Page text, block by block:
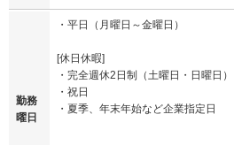
勤務
曜日
・平日（月曜日～金曜日）
[休日休暇]
・完全週休2日制（土曜日・日曜日）
・祝日
・夏季、年末年始など企業指定日